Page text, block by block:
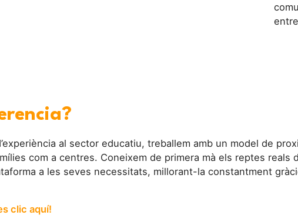
al sector educatiu, treballem amb un model de
com a centres. Coneixem de primera mà els reptes reals
a les seves necessitats, millorant-la constantment
clic aquí!